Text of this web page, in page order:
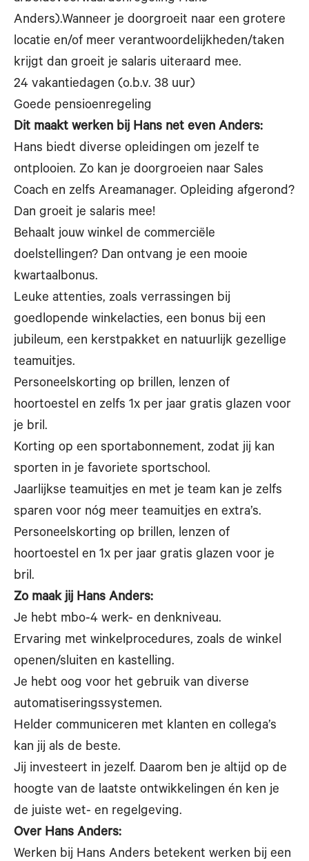
Anders).Wanneer je doorgroeit naar een grotere
locatie en/of meer verantwoordelijkheden/taken
krijgt dan groeit je salaris uiteraard mee.
24 vakantiedagen (o.b.v. 38 uur)
Goede pensioenregeling
Dit maakt werken bij Hans net even Anders:
Hans biedt diverse opleidingen om jezelf te
ontplooien. Zo kan je doorgroeien naar Sales
Coach en zelfs Areamanager. Opleiding afgerond?
Dan groeit je salaris mee!
Behaalt jouw winkel de commerciële
doelstellingen? Dan ontvang je een mooie
kwartaalbonus.
Leuke attenties, zoals verrassingen bij
goedlopende winkelacties, een bonus bij een
jubileum, een kerstpakket en natuurlijk gezellige
teamuitjes.
Personeelskorting op brillen, lenzen of
hoortoestel en zelfs 1x per jaar gratis glazen voor
je bril.
Korting op een sportabonnement, zodat jij kan
sporten in je favoriete sportschool.
Jaarlijkse teamuitjes en met je team kan je zelfs
sparen voor nóg meer teamuitjes en extra’s.
Personeelskorting op brillen, lenzen of
hoortoestel en 1x per jaar gratis glazen voor je
bril.
Zo maak jij Hans Anders:
Je hebt mbo-4 werk- en denkniveau.
Ervaring met winkelprocedures, zoals de winkel
openen/sluiten en kastelling.
Je hebt oog voor het gebruik van diverse
automatiseringssystemen.
Helder communiceren met klanten en collega’s
kan jij als de beste.
Jij investeert in jezelf. Daarom ben je altijd op de
hoogte van de laatste ontwikkelingen én ken je
de juiste wet- en regelgeving.
Over Hans Anders:
Werken bij Hans Anders betekent werken bij een